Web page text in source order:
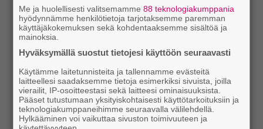
Me ja huolellisesti valitsemamme88 teknologiakumppania
hyödynnämme henkilötietoja tarjotaksemme paremman
käyttäjäkokemuksen sekä kohdentaaksemme sisältöä ja
mainoksia.
Hyväksymällä suostut tietojesi käyttöön seuraavasti
Käytämme laitetunnisteita ja tallennamme evästeitä
laitteellesi saadaksemme tietoja esimerkiksi sivuista, joilla
vierailit, IP-osoitteestasi sekä laitteesi ominaisuuksista.
Pääset tutustumaan yksityiskohtaisesti käyttötarkoituksiin ja
teknologiakumppaneihimme seuraavalla välilehdellä.
Hylkääminen voi vaikuttaa sivuston toimivuuteen ja